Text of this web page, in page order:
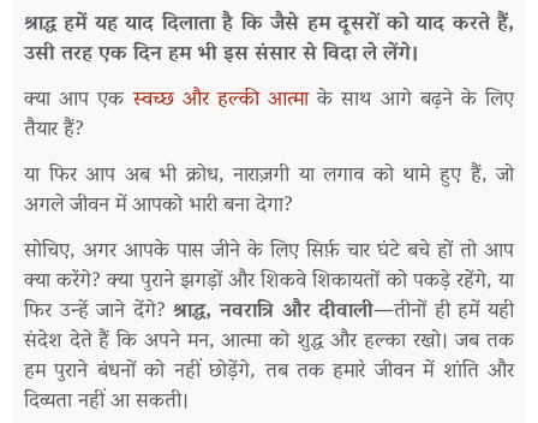
श्राद्ध हमें यह याद दिलाता है कि जैसे हम दूसरों को याद करते हैं,
उसीतरहएकदिनहमभीइससंसारसेविदालेलेंगे।
क्या आप एक स्वच्छ और हल्की आत्मा के साथ आगे बढ़ने के लिए
तैयारहैं?
या फिर आप अब भी क्रोध,नाराज़गी या लगाव को थामे हुए हैं,जो
अगलेजीवनमेंआपकोभारीबनादेगा?
सोचिए, अगरआपकेपासजीनेकेलिएसिर्फ़चारघंटेबचेहोंतोआप
क्याकरेंगे?क्यापुरानेझगड़ोंऔरशिकवेशिकायतोंकोपकड़ेरहेंगे,या
फिर उन्हें जाने देंगे?श्राद्ध,नवरात्रि और दीवाली—तीनों ही हमें यही
संदेशदेतेहैंकिअपनेमन,आत्माको शुद्धऔरहल्कारखो। जबतक
हम पुराने बंधनों को नहीं छोड़ेंगे,तब तक हमारे जीवन में शांति और
दिव्यतानहींआसकती।